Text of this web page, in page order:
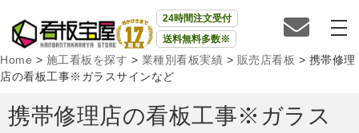
24時間注文受付
送料無料多数※
Home > 施工看板を探す > 業種別看板実績 > 販売店看板 > 携帯修理
店の看板工事※ガラスサインなど
携帯修理店の看板工事※ガラス